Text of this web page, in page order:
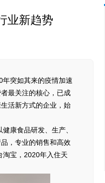
业新趋势
突如其来的疫情加速
最关注的核心，已成
活新方式的企业，始
康食品研发、生产、
，专业的销售和高效
淘宝，2020年入住天